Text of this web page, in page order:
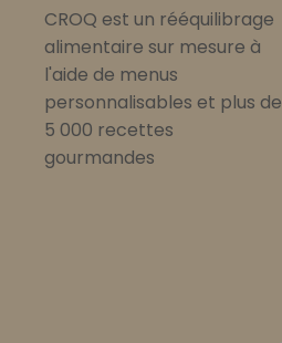
CROQ est un rééquilibrage
alimentaire sur mesure à
l'aide de menus
personnalisables et plus de
5 000 recettes
gourmandes